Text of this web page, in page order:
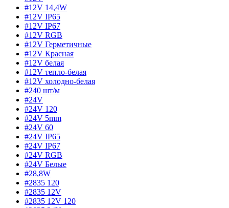
#12V 14,4W
#12V IP65
#12V IP67
#12V RGB
#12V Герметичные
#12V Красная
#12V белая
#12V тепло-белая
#12V холодно-белая
#240 шт/м
#24V
#24V 120
#24V 5mm
#24V 60
#24V IP65
#24V IP67
#24V RGB
#24V Белые
#28,8W
#2835 120
#2835 12V
#2835 12V 120